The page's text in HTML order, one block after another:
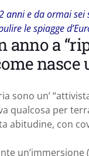
anni e da ormai
le spiagge
anno a
nasce
sono un’
qualcosa per
abitudine, con